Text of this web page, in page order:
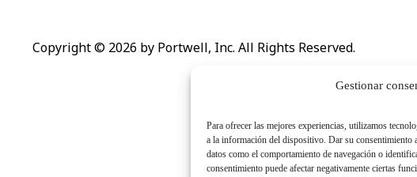
Gestionar
Para ofrecer las mejores experiencias, utilizamos
a la información del dispositivo. Dar su consentimiento
datos como el comportamiento de navegación o
consentimiento puede afectar negativamente ciertas
Copyright © 2026 by Portwell, Inc. All Rights Reserved.